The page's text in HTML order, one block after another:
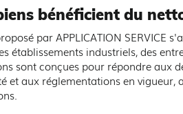
bénéficient du
par APPLICATION SERVICE
établissements industriels, des
sont conçues pour répondre aux
et aux réglementations en